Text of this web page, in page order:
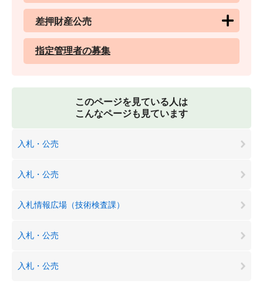
差押財産公売
指定管理者の募集
このページを見ている人は
こんなページも見ています
入札・公売
入札・公売
入札情報広場（技術検査課）
入札・公売
入札・公売